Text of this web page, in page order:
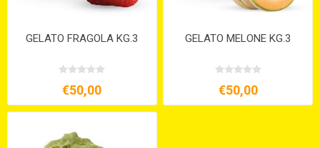
GELATO FRAGOLA KG.3
€50,00
GELATO MELONE KG.3
€50,00